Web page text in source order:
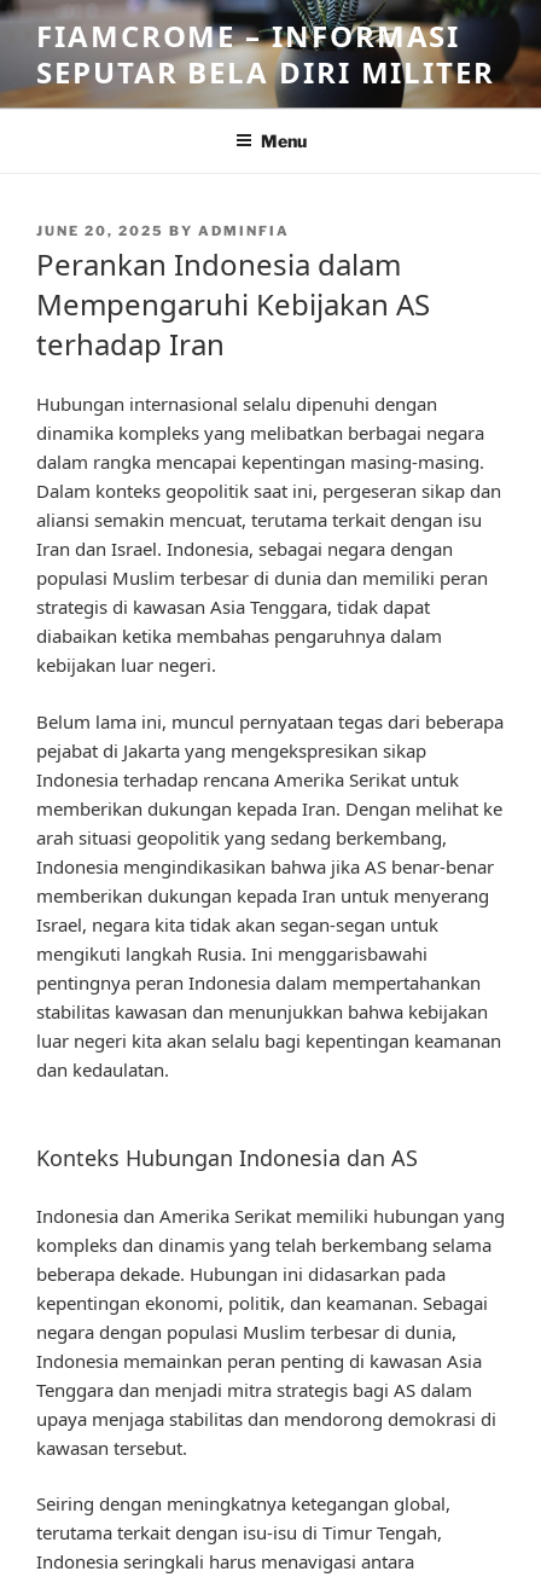
Skip
content
FIAMCROME – INFORMASI
SEPUTAR BELA DIRI MILITER
Menu
POSTED
JUNE 20, 2025 BY ADMINFIA
Perankan Indonesia dalam
Mempengaruhi Kebijakan AS
terhadap Iran
Hubungan internasional selalu dipenuhi dengan
dinamika kompleks yang melibatkan berbagai negara
dalam rangka mencapai kepentingan masing-masing.
Dalam konteks geopolitik saat ini, pergeseran sikap dan
aliansi semakin mencuat, terutama terkait dengan isu
Iran dan Israel. Indonesia, sebagai negara dengan
populasi Muslim terbesar di dunia dan memiliki peran
strategis di kawasan Asia Tenggara, tidak dapat
diabaikan ketika membahas pengaruhnya dalam
kebijakan luar negeri.
Belum lama ini, muncul pernyataan tegas dari beberapa
pejabat di Jakarta yang mengekspresikan sikap
Indonesia terhadap rencana Amerika Serikat untuk
memberikan dukungan kepada Iran. Dengan melihat ke
arah situasi geopolitik yang sedang berkembang,
Indonesia mengindikasikan bahwa jika AS benar-benar
memberikan dukungan kepada Iran untuk menyerang
Israel, negara kita tidak akan segan-segan untuk
mengikuti langkah Rusia. Ini menggarisbawahi
pentingnya peran Indonesia dalam mempertahankan
stabilitas kawasan dan menunjukkan bahwa kebijakan
luar negeri kita akan selalu bagi kepentingan keamanan
dan kedaulatan.
Konteks Hubungan Indonesia dan AS
Indonesia dan Amerika Serikat memiliki hubungan yang
kompleks dan dinamis yang telah berkembang selama
beberapa dekade. Hubungan ini didasarkan pada
kepentingan ekonomi, politik, dan keamanan. Sebagai
negara dengan populasi Muslim terbesar di dunia,
Indonesia memainkan peran penting di kawasan Asia
Tenggara dan menjadi mitra strategis bagi AS dalam
upaya menjaga stabilitas dan mendorong demokrasi di
kawasan tersebut.
Seiring dengan meningkatnya ketegangan global,
terutama terkait dengan isu-isu di Timur Tengah,
Indonesia seringkali harus menavigasi antara